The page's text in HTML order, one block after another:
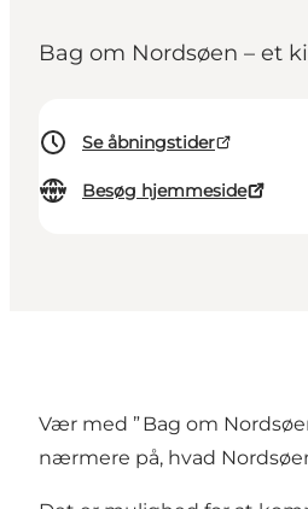
Bag om Nordsøen – et
Se åbningstider
Besøg hjemmeside
Vær med ” Bag om
nærmere på, hvad